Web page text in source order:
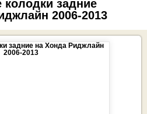
задние
2006-2013